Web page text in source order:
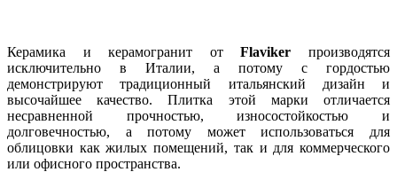
Керамика и керамогранит отFlavikerпроизводятся
исключительно в Италии, а потому с гордостью
демонстрируют традиционный итальянский дизайн и
высочайшее качество. Плитка этой марки отличается
несравненной прочностью, износостойкостью и
долговечностью, а потому может использоваться для
облицовки как жилых помещений, так и для коммерческого
или офисного пространства.